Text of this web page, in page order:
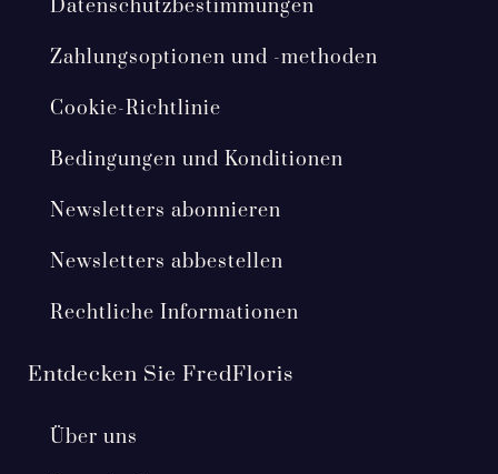
Datenschutzbestimmungen
Zahlungsoptionen und -methoden
Cookie-Richtlinie
Bedingungen und Konditionen
Newsletters abonnieren
Newsletters abbestellen
Rechtliche Informationen
Entdecken Sie FredFloris
Über uns